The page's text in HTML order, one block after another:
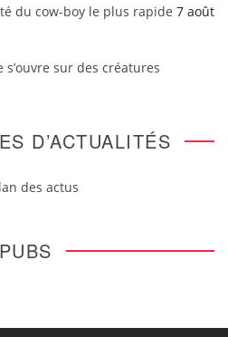
du cow-boy le plus rapide 7 août
sur des créatures
D’ACTUALITÉS
des actus
PUBS